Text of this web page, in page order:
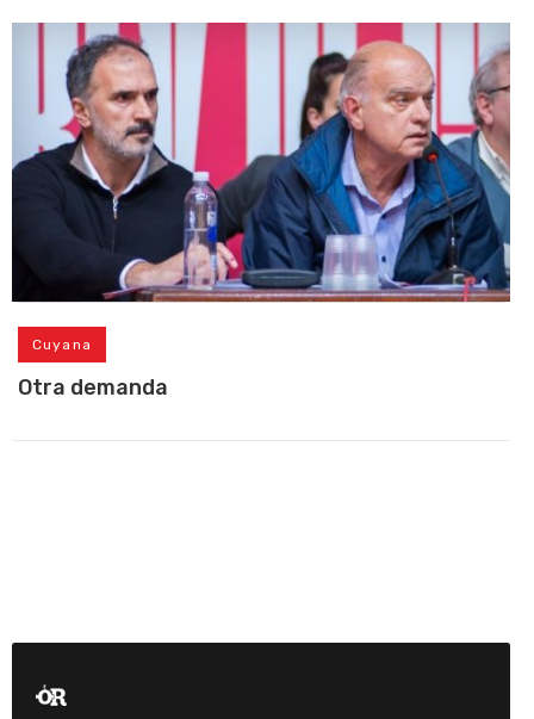
Cuyana
Otra demanda